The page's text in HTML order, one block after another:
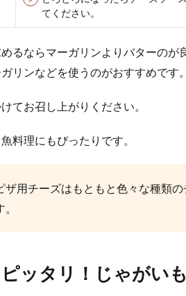
西京漬けの
てください。
るならマーガリンよりバターの
リンなどを使うのがおすすめです
てお召し上がりください。
料理にもぴったりです。
ザ用チーズはもともと色々な種類
。
ッタリ！じゃがい